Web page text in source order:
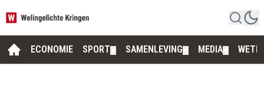
ECONOMIE SPORT SAMENLEVING MEDIA